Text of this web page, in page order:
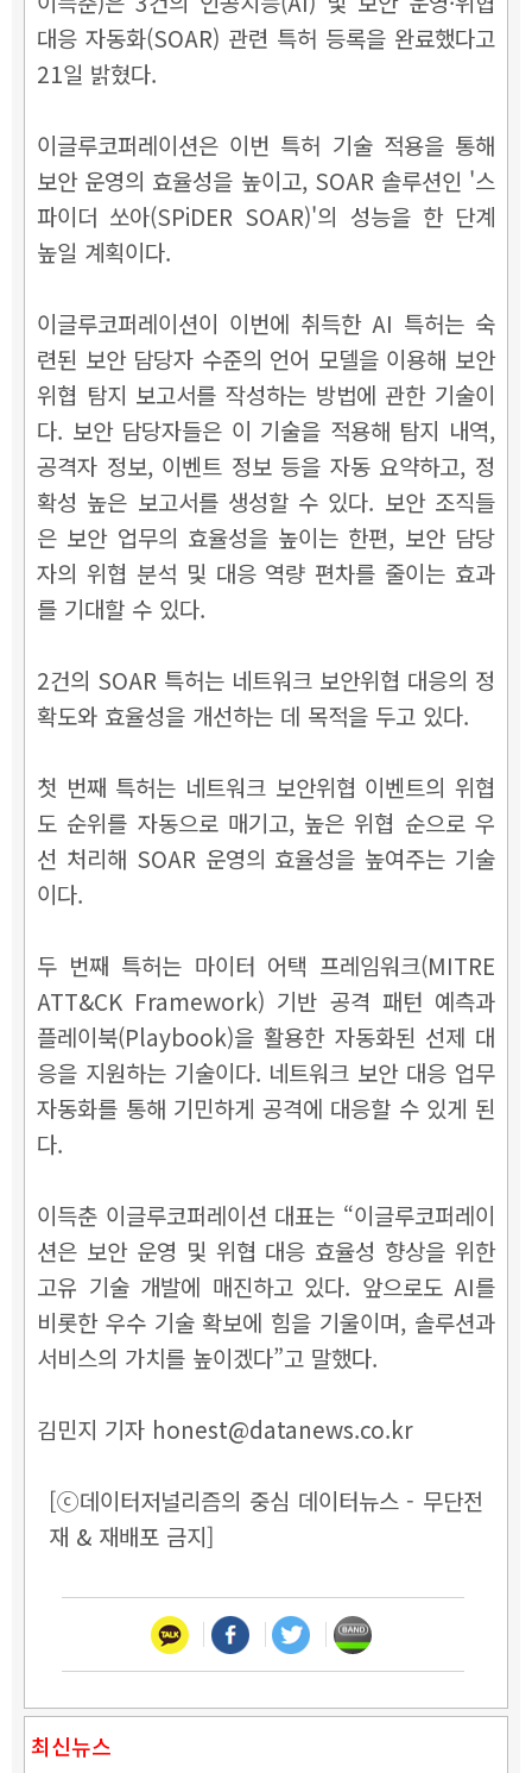
대응 자동화(SOAR) 관련 특허 등록을 완료했다고
21일 밝혔다.
이글루코퍼레이션은 이번 특허 기술 적용을 통해
보안 운영의 효율성을 높이고, SOAR 솔루션인 '스
파이더 쏘아(SPiDER SOAR)'의 성능을 한 단계
높일 계획이다.
이글루코퍼레이션이 이번에 취득한 AI 특허는 숙
련된 보안 담당자 수준의 언어 모델을 이용해 보안
위협 탐지 보고서를 작성하는 방법에 관한 기술이
다. 보안 담당자들은 이 기술을 적용해 탐지 내역,
공격자 정보, 이벤트 정보 등을 자동 요약하고, 정
확성 높은 보고서를 생성할 수 있다. 보안 조직들
은 보안 업무의 효율성을 높이는 한편, 보안 담당
자의 위협 분석 및 대응 역량 편차를 줄이는 효과
를 기대할 수 있다.
2건의 SOAR 특허는 네트워크 보안위협 대응의 정
확도와 효율성을 개선하는 데 목적을 두고 있다.
첫 번째 특허는 네트워크 보안위협 이벤트의 위협
도 순위를 자동으로 매기고, 높은 위협 순으로 우
선 처리해 SOAR 운영의 효율성을 높여주는 기술
이다.
두 번째 특허는 마이터 어택 프레임워크(MITRE
ATT&CK Framework) 기반 공격 패턴 예측과
플레이북(Playbook)을 활용한 자동화된 선제 대
응을 지원하는 기술이다. 네트워크 보안 대응 업무
자동화를 통해 기민하게 공격에 대응할 수 있게 된
다.
이득춘 이글루코퍼레이션 대표는 “이글루코퍼레이
션은 보안 운영 및 위협 대응 효율성 향상을 위한
고유 기술 개발에 매진하고 있다. 앞으로도 AI를
비롯한 우수 기술 확보에 힘을 기울이며, 솔루션과
서비스의 가치를 높이겠다”고 말했다.
김민지 기자 honest@datanews.co.kr
[ⓒ데이터저널리즘의 중심 데이터뉴스 - 무단전
재 & 재배포 금지]
최신뉴스